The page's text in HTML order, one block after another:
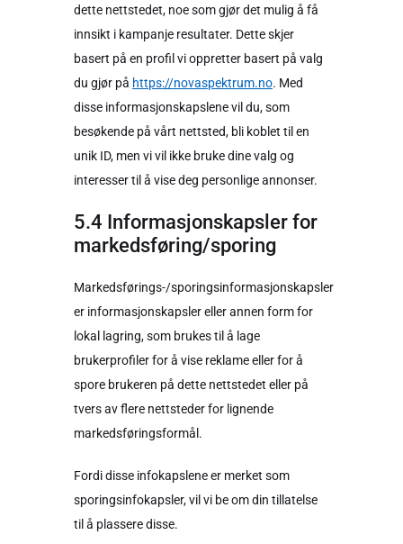
dette nettstedet, noe som gjør det mulig å få
innsikt i kampanje resultater. Dette skjer
basert på en profil vi oppretter basert på valg
du gjør på https://novaspektrum.no. Med
disse informasjonskapslene vil du, som
besøkende på vårt nettsted, bli koblet til en
unik ID, men vi vil ikke bruke dine valg og
interesser til å vise deg personlige annonser.
5.4 Informasjonskapsler for
markedsføring/sporing
Markedsførings-/sporingsinformasjonskapsler
er informasjonskapsler eller annen form for
lokal lagring, som brukes til å lage
brukerprofiler for å vise reklame eller for å
spore brukeren på dette nettstedet eller på
tvers av flere nettsteder for lignende
markedsføringsformål.
Fordi disse infokapslene er merket som
sporingsinfokapsler, vil vi be om din tillatelse
til å plassere disse.